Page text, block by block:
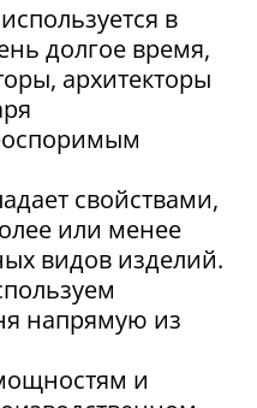
в
долгое время,
архитекторы
свойствами,
или менее
видов изделий.
напрямую из
и